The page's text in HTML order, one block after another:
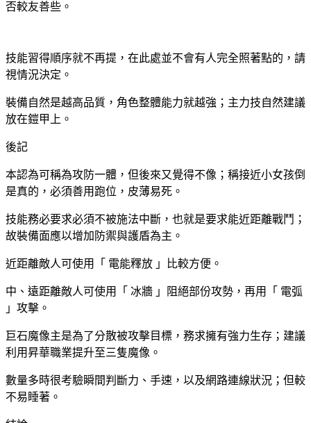
否較友善些。
技能習得順序就不再提，在此處並不會有人完全照著點的，請
視情況決定。
裝備自然是越高品質，角色整體能力就越強；主力技自然建議
放在鎧甲上。
後記
本認為可稱為攻防一體，但後來又覺得不像；稱接近小女孩倒
是真的，必須善用跑位，皮薄易死。
技能務必要求必須不被施法中斷，也就是要求能近距離戰鬥；
故裝備面應以增加防禦與護盾為主。
近距離敵人可使用「 電能釋放 」比較方便。
中、遠距離敵人可使用「 冰牆 」阻絕部份攻勢，再用「 電弧
」攻擊。
巨石魔像主是為了分散被攻擊目標，務求擁有強力生存；建議
利用昇華職業提升至三隻魔像。
數量多時很考驗瞬間判斷力、手速，以及網路連線狀況；但較
不易睡著。